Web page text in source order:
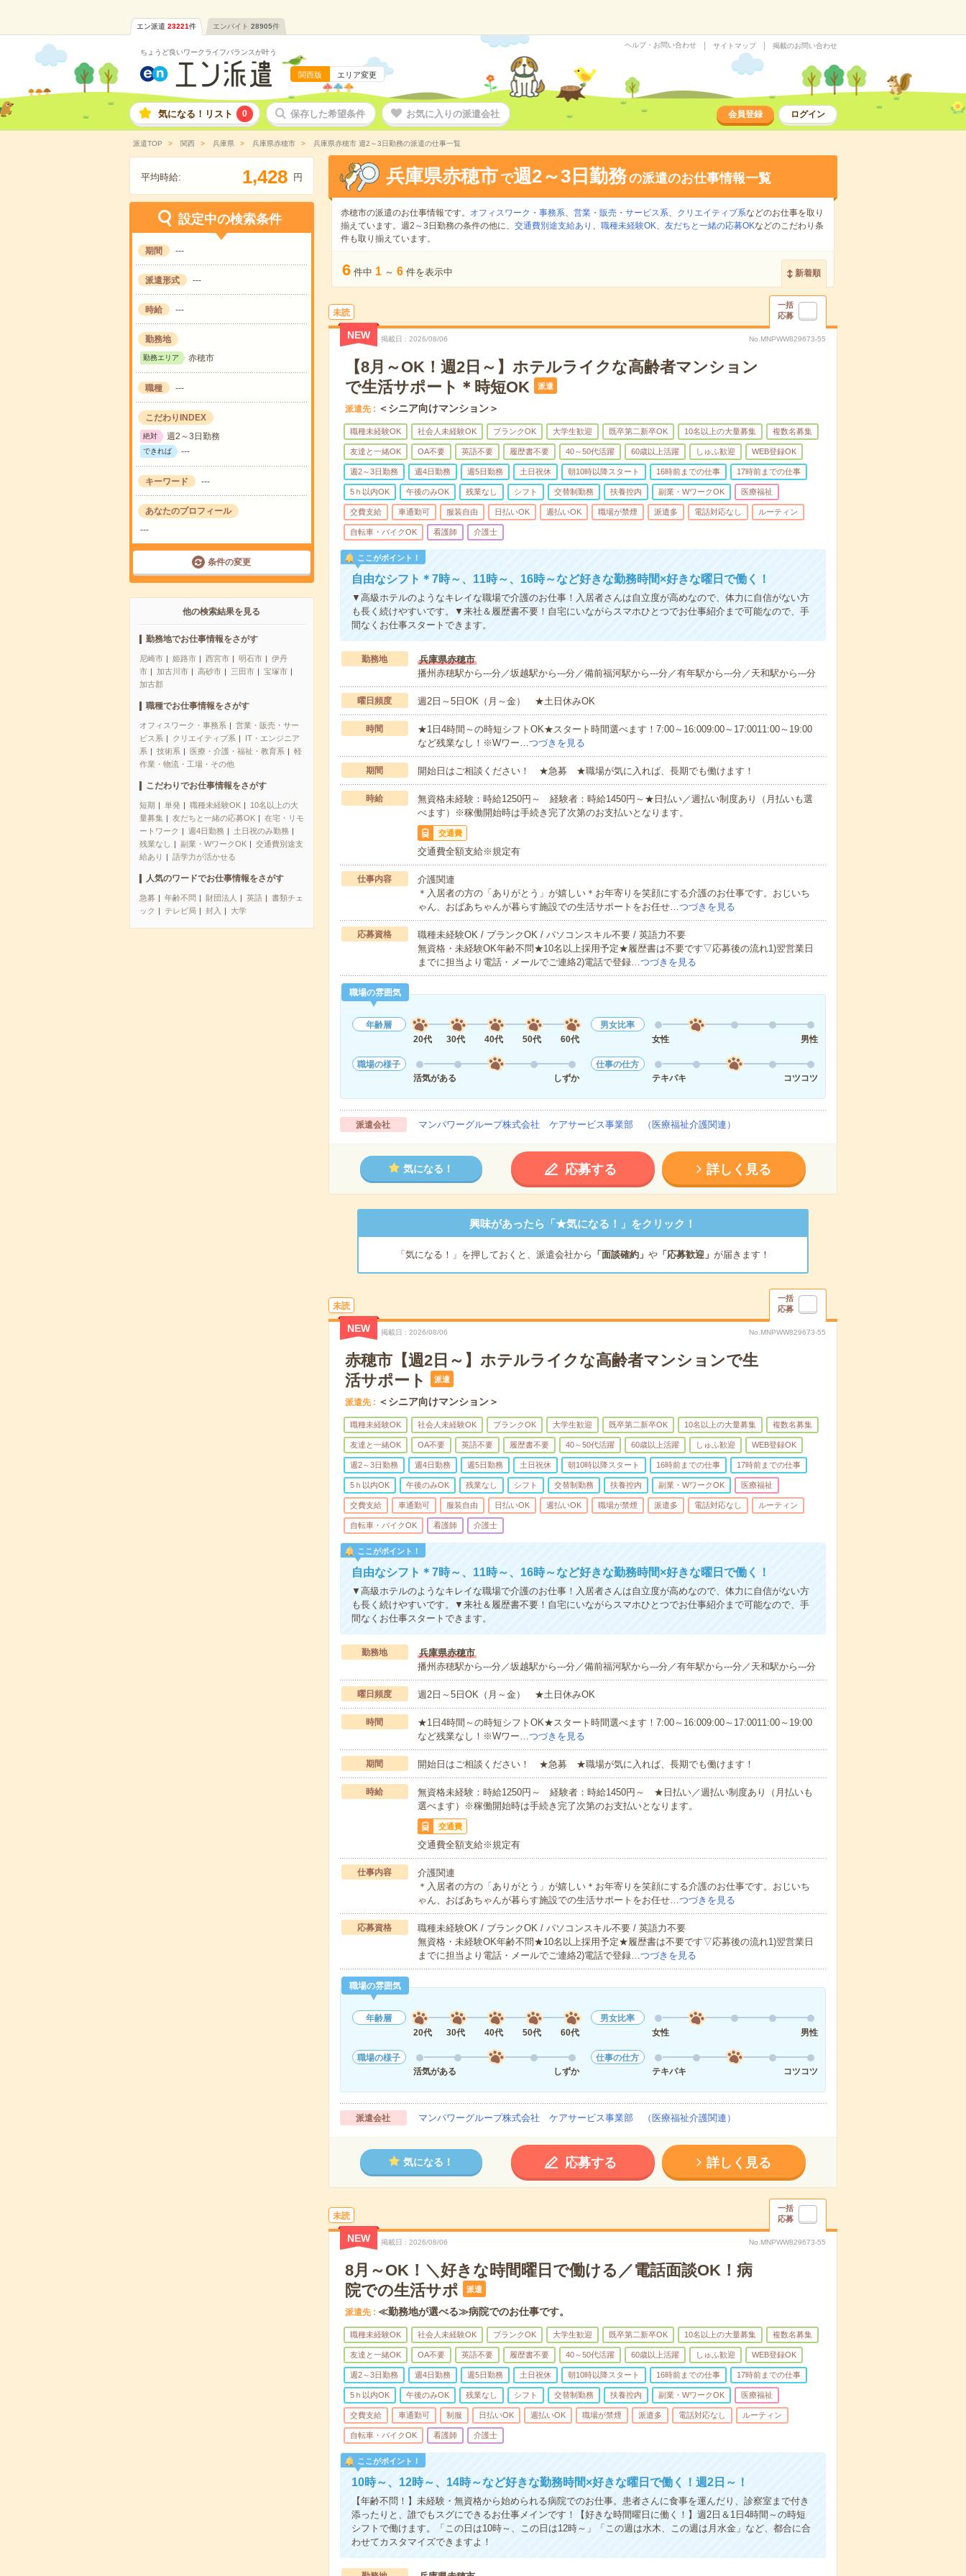
エン派遣 23221件 エンバイト 28905件
ちょうど良いワークライフバランスが叶う
関西版 エリア変更
ヘルプ・お問い合わせ サイトマップ 掲載のお問い合わせ
気になる！リスト 0 保存した希望条件 お気に入りの派遣会社 会員登録 ログイン
派遣TOP 関西 兵庫県 兵庫県赤穂市 兵庫県赤穂市 週2～3日勤務の派遣の仕事一覧
平均時給: 1,428 円
設定中の検索条件
期間 ---
派遣形式 ---
時給 ---
勤務地
勤務エリア 赤穂市
職種 ---
こだわりINDEX
絶対 週2～3日勤務
できれば ---
キーワード ---
あなたのプロフィール
---
条件の変更
他の検索結果を見る
勤務地でお仕事情報をさがす
尼崎市 姫路市 西宮市 明石市
伊丹
市
加古川市 高砂市 三田市
宝塚市
加古郡
職種でお仕事情報をさがす
オフィスワーク・事務系
営業・販売・サー
ビス系
クリエイティブ系
IT・エンジニア
系
技術系 医療・介護・福祉・教育系
軽
作業・物流・工場・その他
こだわりでお仕事情報をさがす
短期 単発 職種未経験OK
10名以上の大
量募集
友だちと一緒の応募OK
在宅・リモ
ートワーク
週4日勤務
土日祝のみ勤務
残業なし
副業・WワークOK
交通費別途支
給あり
語学力が活かせる
人気のワードでお仕事情報をさがす
急募 年齢不問 財団法人 英語
書類チェ
ック
テレビ局 封入 大学
兵庫県赤穂市 で週2～3日勤務の派遣のお仕事情報一覧
赤穂市の派遣のお仕事情報です。 オフィスワーク・事務系、 営業・販売・サービス系、 クリエイティブ系などのお仕事を取り
揃えています。週2～3日勤務の条件の他に、 交通費別途支給あり 、 職種未経験OK、 友だちと一緒の応募OKなどのこだわり条
件も取り揃えています。
6 件中 1 ～ 6 件を表示中 新着順
未読
一括
応募
NEW 掲載日 2026/08/06 No.MNPWW829673-55
【8月～OK！週2日～】ホテルライクな高齢者マンション
で生活サポート＊時短OK
派遣
派遣先 ＜シニア向けマンション＞
職種未経験OK 社会人未経験OK ブランクOK 大学生歓迎 既卒第二新卒OK 10名以上の大量募集 複数名募集
友達と一緒OK OA不要 英語不要 履歴書不要 40～50代活躍 60歳以上活躍 しゅふ歓迎 WEB登録OK
週2～3日勤務 週4日勤務 週5日勤務 土日祝休 朝10時以降スタート 16時前までの仕事 17時前までの仕事
5ｈ以内OK 午後のみOK 残業なし シフト 交替制勤務 扶養控内 副業・WワークOK 医療福祉
交費支給 車通勤可 服装自由 日払いOK 週払いOK 職場が禁煙 派遣多 電話対応なし ルーティン
自転車・バイクOK 看護師 介護士
ここがポイント！
自由なシフト＊7時～、11時～、16時～など好きな勤務時間×好きな曜日で働く！
▼高級ホテルのようなキレイな職場で介護のお仕事！入居者さんは自立度が高めなので、体力に自信がない方
も長く続けやすいです。▼来社＆履歴書不要！自宅にいながらスマホひとつでお仕事紹介まで可能なので、手
間なくお仕事スタートできます。
勤務地
兵庫県赤穂市
播州赤穂駅から---分／坂越駅から---分／備前福河駅から---分／有年駅から---分／天和駅から---分
曜日頻度 週2日～5日OK（月～金） ★土日休みOK
時間
★1日4時間～の時短シフトOK★スタート時間選べます！7:00～16:009:00～17:0011:00～19:00
など残業なし！※Wワー…つづきを見る
期間 開始日はご相談ください！ ★急募 ★職場が気に入れば、長期でも働けます！
時給
無資格未経験：時給1250円～ 経験者：時給1450円～★日払い／週払い制度あり（月払いも選
べます）※稼働開始時は手続き完了次第のお支払いとなります。
交通費
交通費全額支給※規定有
仕事内容
介護関連
＊入居者の方の「ありがとう」が嬉しい＊お年寄りを笑顔にする介護のお仕事です。おじいち
ゃん、おばあちゃんが暮らす施設での生活サポートをお任せ…つづきを見る
応募資格
職種未経験OK / ブランクOK / パソコンスキル不要 / 英語力不要
無資格・未経験OK年齢不問★10名以上採用予定★履歴書は不要です▽応募後の流れ1)翌営業日
までに担当より電話・メールでご連絡2)電話で登録…つづきを見る
職場の雰囲気
年齢層
20代
30代 40代 50代 60代
男女比率
女性
男性
職場の様子
活気がある
しずか
仕事の仕方
テキパキ
コツコツ
派遣会社 マンパワーグループ株式会社 ケアサービス事業部 （医療福祉介護関連）
気になる！ 応募する 詳しく見る
興味があったら「★気になる！」をクリック！
「気になる！」を押しておくと、派遣会社から 「面談確約」 や「応募歓迎」 が届きます！
未読
一括
応募
NEW 掲載日 2026/08/06 No.MNPWW829673-55
赤穂市【週2日～】ホテルライクな高齢者マンションで生
活サポート
派遣
派遣先 ＜シニア向けマンション＞
職種未経験OK 社会人未経験OK ブランクOK 大学生歓迎 既卒第二新卒OK 10名以上の大量募集 複数名募集
友達と一緒OK OA不要 英語不要 履歴書不要 40～50代活躍 60歳以上活躍 しゅふ歓迎 WEB登録OK
週2～3日勤務 週4日勤務 週5日勤務 土日祝休 朝10時以降スタート 16時前までの仕事 17時前までの仕事
5ｈ以内OK 午後のみOK 残業なし シフト 交替制勤務 扶養控内 副業・WワークOK 医療福祉
交費支給 車通勤可 服装自由 日払いOK 週払いOK 職場が禁煙 派遣多 電話対応なし ルーティン
自転車・バイクOK 看護師 介護士
ここがポイント！
自由なシフト＊7時～、11時～、16時～など好きな勤務時間×好きな曜日で働く！
▼高級ホテルのようなキレイな職場で介護のお仕事！入居者さんは自立度が高めなので、体力に自信がない方
も長く続けやすいです。▼来社＆履歴書不要！自宅にいながらスマホひとつでお仕事紹介まで可能なので、手
間なくお仕事スタートできます。
勤務地
兵庫県赤穂市
播州赤穂駅から---分／坂越駅から---分／備前福河駅から---分／有年駅から---分／天和駅から---分
曜日頻度 週2日～5日OK（月～金） ★土日休みOK
時間
★1日4時間～の時短シフトOK★スタート時間選べます！7:00～16:009:00～17:0011:00～19:00
など残業なし！※Wワー…つづきを見る
期間 開始日はご相談ください！ ★急募 ★職場が気に入れば、長期でも働けます！
時給
無資格未経験：時給1250円～ 経験者：時給1450円～ ★日払い／週払い制度あり（月払いも
選べます）※稼働開始時は手続き完了次第のお支払いとなります。
交通費
交通費全額支給※規定有
仕事内容
介護関連
＊入居者の方の「ありがとう」が嬉しい＊お年寄りを笑顔にする介護のお仕事です。おじいち
ゃん、おばあちゃんが暮らす施設での生活サポートをお任せ…つづきを見る
応募資格
職種未経験OK / ブランクOK / パソコンスキル不要 / 英語力不要
無資格・未経験OK年齢不問★10名以上採用予定★履歴書は不要です▽応募後の流れ1)翌営業日
までに担当より電話・メールでご連絡2)電話で登録…つづきを見る
職場の雰囲気
年齢層
20代
30代 40代 50代 60代
男女比率
女性
男性
職場の様子
活気がある
しずか
仕事の仕方
テキパキ
コツコツ
派遣会社 マンパワーグループ株式会社 ケアサービス事業部 （医療福祉介護関連）
気になる！ 応募する 詳しく見る
未読
一括
応募
NEW 掲載日 2026/08/06 No.MNPWW829673-55
8月～OK！＼好きな時間曜日で働ける／電話面談OK！病
院での生活サポ
派遣
派遣先 ≪勤務地が選べる≫病院でのお仕事です。
職種未経験OK 社会人未経験OK ブランクOK 大学生歓迎 既卒第二新卒OK 10名以上の大量募集 複数名募集
友達と一緒OK OA不要 英語不要 履歴書不要 40～50代活躍 60歳以上活躍 しゅふ歓迎 WEB登録OK
週2～3日勤務 週4日勤務 週5日勤務 土日祝休 朝10時以降スタート 16時前までの仕事 17時前までの仕事
5ｈ以内OK 午後のみOK 残業なし シフト 交替制勤務 扶養控内 副業・WワークOK 医療福祉
交費支給 車通勤可 制服 日払いOK 週払いOK 職場が禁煙 派遣多 電話対応なし ルーティン
自転車・バイクOK 看護師 介護士
ここがポイント！
10時～、12時～、14時～など好きな勤務時間×好きな曜日で働く！週2日～！
【年齢不問！】未経験・無資格から始められる病院でのお仕事。患者さんに食事を運んだり、診察室まで付き
添ったりと、誰でもスグにできるお仕事メインです！【好きな時間曜日に働く！】週2日＆1日4時間～の時短
シフトで働けます。「この日は10時～、この日は12時～」「この週は水木、この週は月水金」など、都合に合
わせてカスタマイズできますよ！